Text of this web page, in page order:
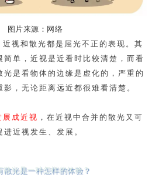
图片来源：网络
近视和散光都是屈光不正的表现。其
简单，近视是近看时比较清楚，而看
光是看物体的边缘是虚化的，严重的
，无论距离远近都很难看清楚。
展成近视 ，在近视中合并的散光又可
进近视发生、发展。
散光是一种怎样的体验？